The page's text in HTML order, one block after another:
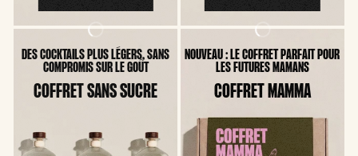
DES COCKTAILS PLUS LÉGERS, SANS
COMPROMIS SUR LE GOÛT
COFFRET SANS SUCRE
NOUVEAU : LE COFFRET PARFAIT POUR
LES FUTURES MAMANS
COFFRET MAMMA